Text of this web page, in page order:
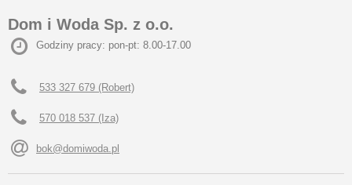
Dom i Woda Sp. z o.o.
Godziny pracy: pon-pt: 8.00-17.00
533 327 679 (Robert)
570 018 537 (Iza)
bok@domiwoda.pl